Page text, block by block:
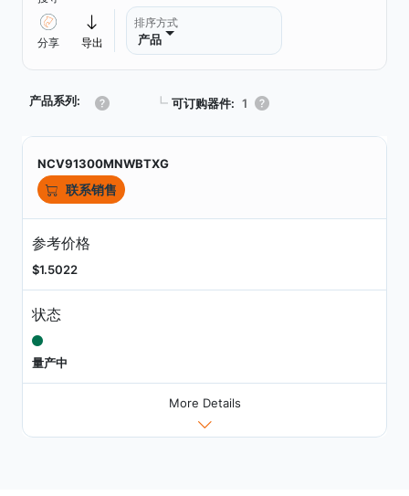
分享 导出
排序方式
产品
产品系列: ┗ 可订购器件: 1
NCV91300MNWBTXG
联系销售
参考价格
$1.5022
状态
量产中
More Details